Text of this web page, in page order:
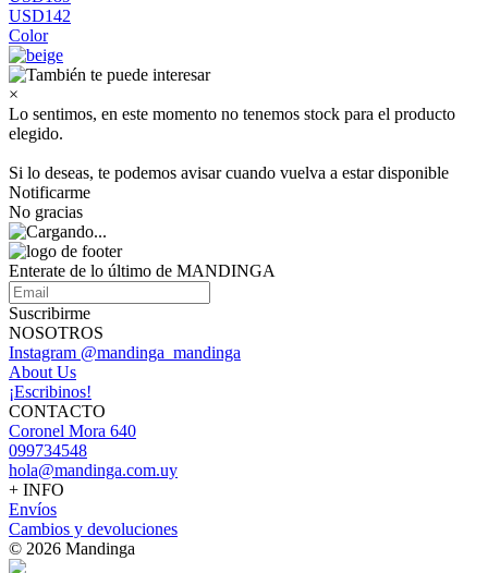
USD142
Color
×
Lo sentimos, en este momento no tenemos stock para el producto
elegido.
Si lo deseas, te podemos avisar cuando vuelva a estar disponible
Notificarme
No gracias
Enterate de lo último de MANDINGA
Suscribirme
NOSOTROS
Instagram @mandinga_mandinga
About Us
¡Escribinos!
CONTACTO
Coronel Mora 640
099734548
hola@mandinga.com.uy
+ INFO
Envíos
Cambios y devoluciones
© 2026 Mandinga